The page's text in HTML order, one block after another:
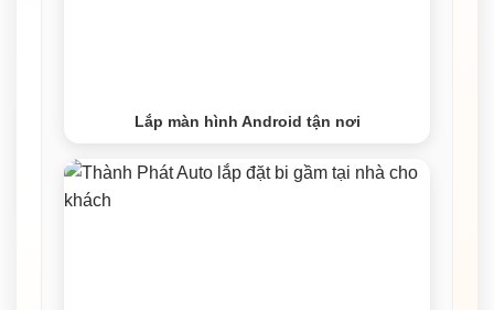
Lắp màn hình Android tận nơi